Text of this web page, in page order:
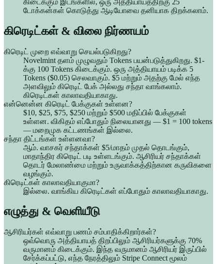
டோக்கன்கள் கொடுத்து ஆடியோவை தனியாக திறக்கலாம்.
கிரெடிட்கள் & விலை நிர்ணயம்
கிரெடிட் முறை எவ்வாறு செயல்படுகிறது?
Novelmint தளம் முழுவதும் Tokens பயன்படுத்துகிறது. $1-
க்கு 100 Tokens கிடைக்கும். ஒரு அத்தியாயம் படிக்க 5
Tokens ($0.05) செலவாகும். $5 மற்றும் அதற்கு மேல் எந்த
அளவிலும் கிரெடிட் பேக் அல்லது சந்தா வாங்கலாம்.
கிரெடிட்கள் காலாவதியாகாது.
என்னென்ன கிரெடிட் பேக்குகள் உள்ளன?
$10, $25, $75, $250 மற்றும் $500 மதிப்பில் பேக்குகள்
உள்ளன. விகிதம் எப்போதும் நிலையானது — $1 = 100 tokens
— மறைமுக கட்டணங்கள் இல்லை.
சந்தா திட்டங்கள் உள்ளனவா?
ஆம். வாசகர் சந்தாக்கள் $5/மாதம் முதல் தொடங்கும்,
மாதாந்திர கிரெடிட் படி உள்ளடங்கும். ஆசிரியர் சந்தாக்கள்
தொடர் மேலாண்மை மற்றும் உருவாக்கத்திற்கான கருவிகளை
வழங்கும்.
கிரெடிட்கள் காலாவதியாகுமா?
இல்லை. வாங்கிய கிரெடிட்கள் எப்போதும் காலாவதியாகாது.
எழுத்து & வெளியீடு
ஆசிரியர்கள் எவ்வாறு பணம் சம்பாதிக்கிறார்கள்?
ஒவ்வொரு அத்தியாயத் திறப்பிலும் ஆசிரியர்களுக்கு 70%
வருமானம் கிடைக்கும். இந்த வருமானம் ஆசிரியர் இருப்பில்
சேர்க்கப்பட்டு, எந்த நேரத்திலும் Stripe Connect மூலம்